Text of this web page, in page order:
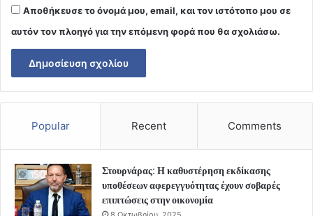
Αποθήκευσε το όνομά μου, email, και τον ιστότοπο μου σε
αυτόν τον πλοηγό για την επόμενη φορά που θα σχολιάσω.
Popular Recent Comments
Στουρνάρας: Η καθυστέρηση εκδίκασης
υποθέσεων αφερεγγυότητας έχουν σοβαρές
επιπτώσεις στην οικονομία